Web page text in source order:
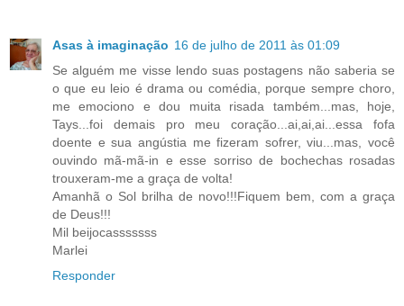
Asas à imaginação 16 de julho de 2011 às 01:09
Se alguém me visse lendo suas postagens não saberia se
o que eu leio é drama ou comédia, porque sempre choro,
me emociono e dou muita risada também...mas, hoje,
Tays...foi demais pro meu coração...ai,ai,ai...essa fofa
doente e sua angústia me fizeram sofrer, viu...mas, você
ouvindo mã-mã-in e esse sorriso de bochechas rosadas
trouxeram-me a graça de volta!
Amanhã o Sol brilha de novo!!!Fiquem bem, com a graça
de Deus!!!
Mil beijocasssssss
Marlei
Responder